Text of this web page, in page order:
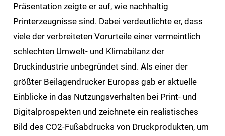
Präsentation zeigte er auf, wie nachhaltig
Printerzeugnisse sind. Dabei verdeutlichte er, dass
viele der verbreiteten Vorurteile einer vermeintlich
schlechten Umwelt- und Klimabilanz der
Druckindustrie unbegründet sind. Als einer der
größter Beilagendrucker Europas gab er aktuelle
Einblicke in das Nutzungsverhalten bei Print- und
Digitalprospekten und zeichnete ein realistisches
Bild des CO2-Fußabdrucks von Druckprodukten, um